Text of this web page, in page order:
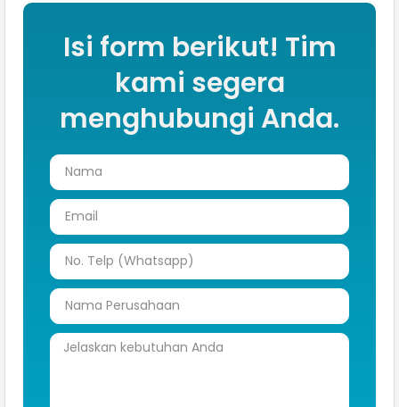
Isi form berikut! Tim
kami segera
menghubungi Anda.